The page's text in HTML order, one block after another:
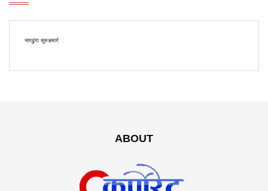
नागढुंगा सुरुङमार्ग
ABOUT